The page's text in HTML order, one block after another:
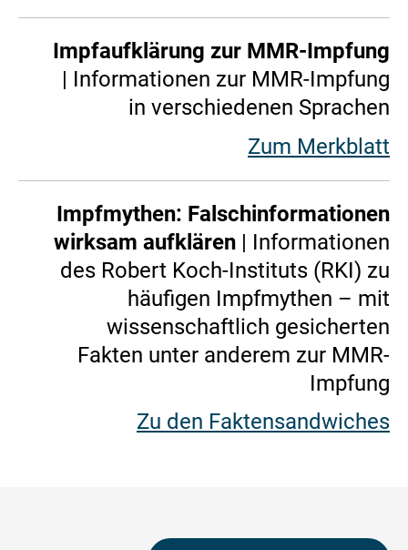
Impfaufklärung zur MMR-Impfung
| Informationen zur MMR-Impfung
in verschiedenen Sprachen
Zum Merkblatt
Impfmythen: Falschinformationen
wirksam aufklären | Informationen
des Robert Koch-Instituts (RKI) zu
häufigen Impfmythen – mit
wissenschaftlich gesicherten
Fakten unter anderem zur MMR-
Impfung
Zu den Faktensandwiches